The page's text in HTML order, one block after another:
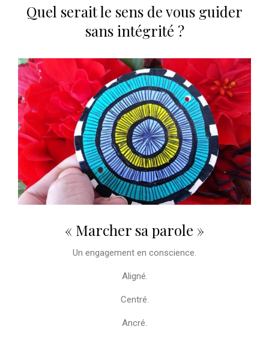
Quel serait le sens de vous guider
sans intégrité ?
« Marcher sa parole »
Un engagement en conscience.
Aligné.
Centré.
Ancré.